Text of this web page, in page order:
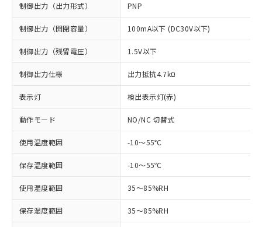
制御出力（出力形式） PNP
制御出力（開閉容量） 100mA以下 (DC30V以下)
制御出力（残留電圧） 1.5V以下
制御出力仕様 出力抵抗4.7kΩ
表示灯 検出表示灯(赤)
動作モード NO/NC 切替式
使用温度範囲 -10～55℃
保存温度範囲 -10～55℃
使用湿度範囲 35～85%RH
保存湿度範囲 35～85%RH
以下の条件をお読みいただき、同意のうえ
本サービスは、当社制御機器事業取扱
※1 対応状況
対応済み：EU RoHS指令（10物質）の
非含有に対応した製品が提供可能な商品で
対応予定：EU RoHS指令（10物質）の非含
有に対応した製品に切り替える予定のある
商品です。
対応予定なし：EU RoHS指令（10物質）の
非含有に非対応の商品で、対応品を出す予
調査・確認中：EU RoHS指令（10物質）の